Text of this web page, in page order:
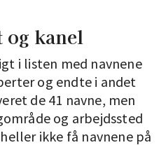
kanel
i listen med navnene
og endte i andet
de 41 navne, men
og arbejdssted
ikke få navnene på